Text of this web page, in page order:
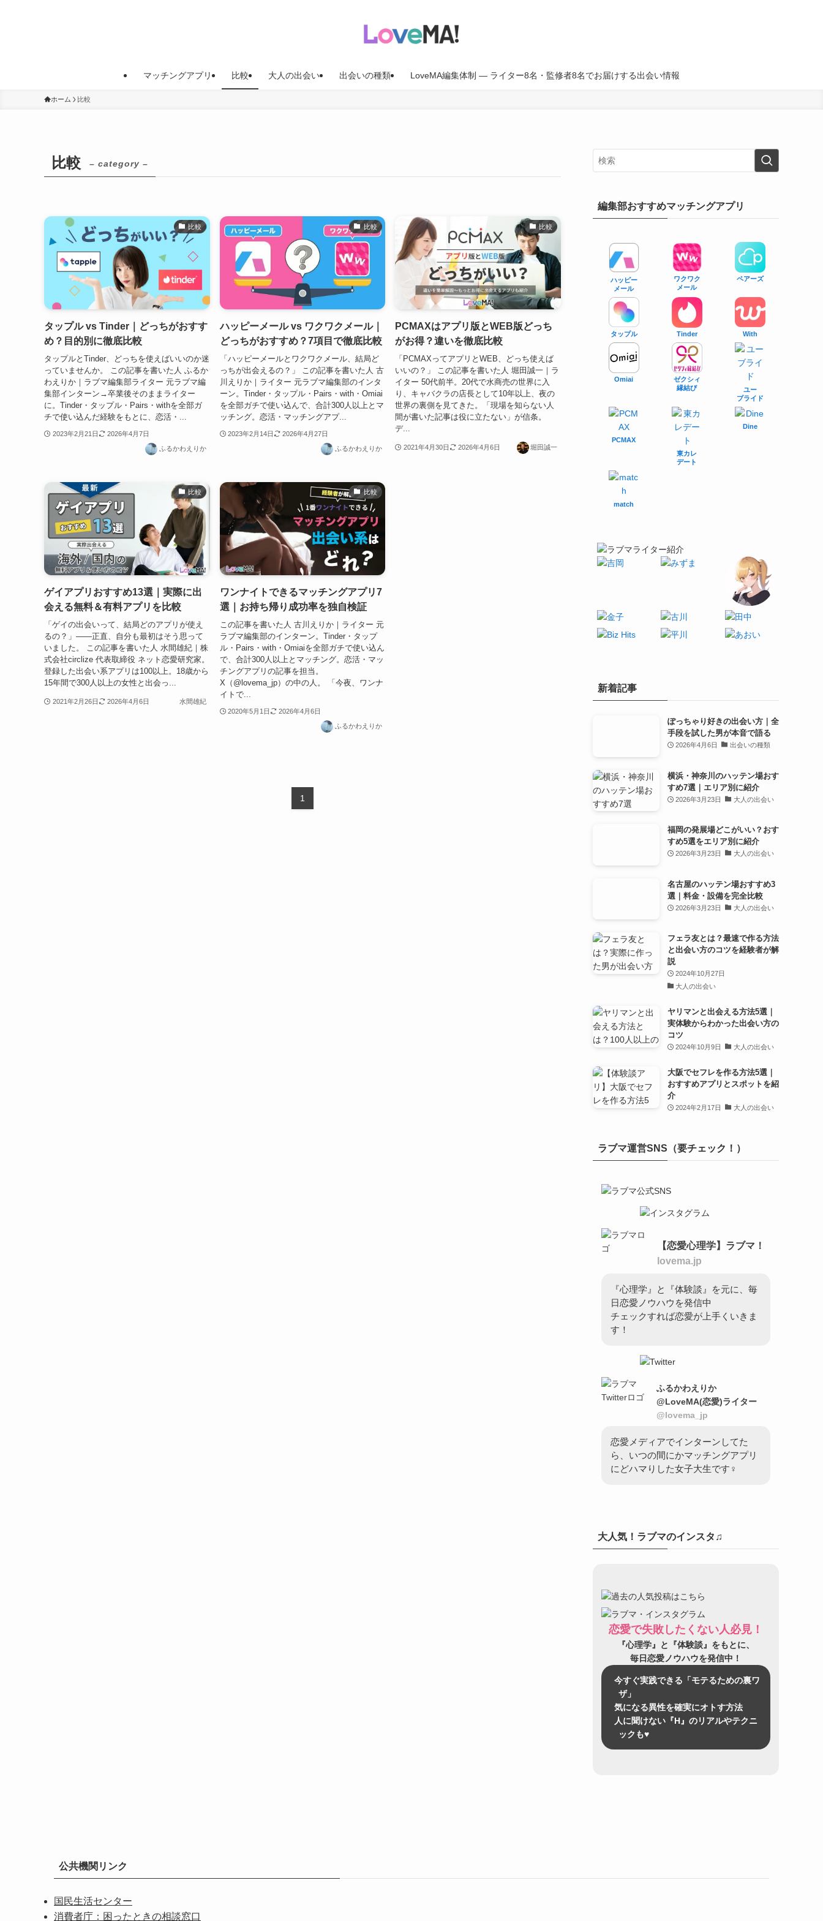
マッチングアプリ 比較 大人の出会い 出会いの種類 LoveMA編集体制 — ライター8名・監修者8名でお届けする出会い情報
ホーム 比較
比較 – category –
比較
タップル vs Tinder｜どっちがおすす
め？目的別に徹底比較
タップルとTinder、どっちを使えばいいのか迷
っていませんか。 この記事を書いた人 ふるか
わえりか｜ラブマ編集部ライター 元ラブマ編
集部インターン→卒業後そのままライター
に。Tinder・タップル・Pairs・withを全部ガ
チで使い込んだ経験をもとに、恋活・...
2023年2月21日 2026年4月7日
ふるかわえりか
比較
ハッピーメール vs ワクワクメール｜
どっちがおすすめ？7項目で徹底比較
「ハッピーメールとワクワクメール、結局ど
っちが出会えるの？」 この記事を書いた人 古
川えりか｜ライター 元ラブマ編集部のインタ
ーン。Tinder・タップル・Pairs・with・Omiai
を全部ガチで使い込んで、合計300人以上とマ
ッチング。恋活・マッチングアプ...
2023年2月14日 2026年4月27日
ふるかわえりか
比較
PCMAXはアプリ版とWEB版どっち
がお得？違いを徹底比較
「PCMAXってアプリとWEB、どっち使えば
いいの？」 この記事を書いた人 堀田誠一｜ラ
イター 50代前半。20代で水商売の世界に入
り、キャバクラの店長として10年以上、夜の
世界の裏側を見てきた。「現場を知らない人
間が書いた記事は役に立たない」が信条。
デ...
2021年4月30日 2026年4月6日 堀田誠一
比較
ゲイアプリおすすめ13選｜実際に出
会える無料＆有料アプリを比較
「ゲイの出会いって、結局どのアプリが使え
るの？」――正直、自分も最初はそう思って
いました。 この記事を書いた人 水間雄紀｜株
式会社circlize 代表取締役 ネット恋愛研究家。
登録した出会い系アプリは100以上。18歳から
15年間で300人以上の女性と出会っ...
2021年2月26日 2026年4月6日 水間雄紀
比較
ワンナイトできるマッチングアプリ7
選｜お持ち帰り成功率を独自検証
この記事を書いた人 古川えりか｜ライター 元
ラブマ編集部のインターン。Tinder・タップ
ル・Pairs・with・Omiaiを全部ガチで使い込ん
で、合計300人以上とマッチング。恋活・マッ
チングアプリの記事を担当。
X（@lovema_jp）の中の人。 「今夜、ワンナ
イトで...
2020年5月1日 2026年4月6日
ふるかわえりか
1
編集部おすすめマッチングアプリ
ハッピー
メール
ワクワク
メール
ペアーズ
タップル Tinder With
Omiai
ゼクシィ
縁結び
ユー
ブライド
PCMAX
東カレ
デート
Dine
match
新着記事
ぽっちゃり好きの出会い方｜全
手段を試した男が本音で語る
2026年4月6日 出会いの種類
横浜・神奈川のハッテン場おす
すめ7選｜エリア別に紹介
2026年3月23日 大人の出会い
福岡の発展場どこがいい？おす
すめ5選をエリア別に紹介
2026年3月23日 大人の出会い
名古屋のハッテン場おすすめ3
選｜料金・設備を完全比較
2026年3月23日 大人の出会い
フェラ友とは？最速で作る方法
と出会い方のコツを経験者が解
説
2024年10月27日
大人の出会い
ヤリマンと出会える方法5選｜
実体験からわかった出会い方の
コツ
2024年10月9日 大人の出会い
大阪でセフレを作る方法5選｜
おすすめアプリとスポットを紹
介
2024年2月17日 大人の出会い
ラブマ運営SNS（要チェック！）
【恋愛心理学】ラブマ！
lovema.jp
『心理学』と『体験談』を元に、毎
日恋愛ノウハウを発信中
チェックすれば恋愛が上手くいきま
す！
ふるかわえりか
@LoveMA(恋愛)ライター
@lovema_jp
恋愛メディアでインターンしてた
ら、いつの間にかマッチングアプリ
にどハマりした女子大生です♀
大人気！ラブマのインスタ♫
恋愛で失敗したくない人必見！
『心理学』と『体験談』をもとに、
毎日恋愛ノウハウを発信中！
今すぐ実践できる「モテるための裏ワ
ザ」
気になる異性を確実にオトす方法
人に聞けない『H』のリアルやテクニ
ックも♥
公共機関リンク
国民生活センター
消費者庁：困ったときの相談窓口